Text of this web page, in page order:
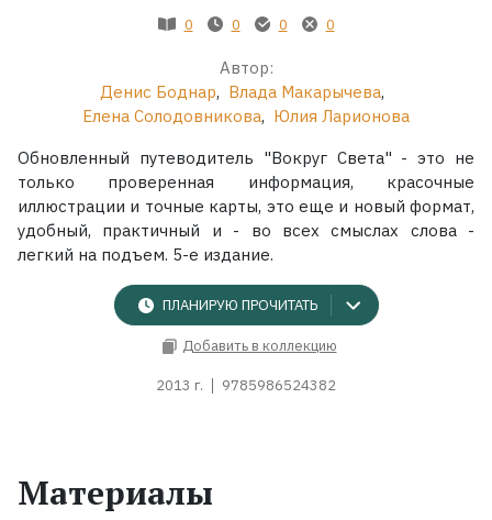
0 0 0 0
Автор:
Денис Боднар, Влада Макарычева,
Елена Солодовникова, Юлия Ларионова
Обновленный путеводитель "Вокруг Света" - это не
только проверенная информация, красочные
иллюстрации и точные карты, это еще и новый формат,
удобный, практичный и - во всех смыслах слова -
легкий на подъем. 5-е издание.
ПЛАНИРУЮ ПРОЧИТАТЬ
Добавить в коллекцию
2013 г. 9785986524382
Материалы